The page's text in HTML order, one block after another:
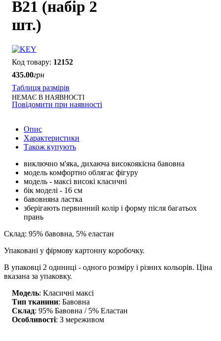
B21 (набір 2
шт.)
12152
435.00грн
Таблиця размірів
НЕМАЄ В НАЯВНОСТІ
Повідомити при наявності
Опис
Характеристики
Також купують
виключно м'яка, дихаюча високоякісна бавовна
модель комфортно облягає фігуру
модель - максі високі класичні
бік моделі - 16 см
бавовняна ластка
зберігають первинний колір і форму після багатьох
прань
Склад: 95% бавовна, 5% еластан
Упаковані у фірмову картонну коробочку.
В упаковці 2 одиниці - одного розміру і різних кольорів. Ціна
вказана за упаковку.
Модель: Класичні максі
Тип тканини: Бавовна
Склад: 95% Бавовна / 5% Еластан
Особливості: З мереживом